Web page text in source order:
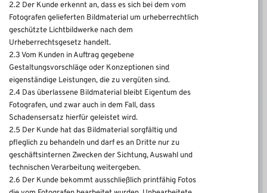
2.2 Der Kunde erkennt an, dass es sich bei dem vom
Fotografen gelieferten Bildmaterial um urheberrechtlich
geschützte Lichtbildwerke nach dem
Urheberrechtsgesetz handelt.
2.3 Vom Kunden in Auftrag gegebene
Gestaltungsvorschläge oder Konzeptionen sind
eigenständige Leistungen, die zu vergüten sind.
2.4 Das überlassene Bildmaterial bleibt Eigentum des
Fotografen, und zwar auch in dem Fall, dass
Schadensersatz hierfür geleistet wird.
2.5 Der Kunde hat das Bildmaterial sorgfältig und
pfleglich zu behandeln und darf es an Dritte nur zu
geschäftsinternen Zwecken der Sichtung, Auswahl und
technischen Verarbeitung weitergeben.
2.6 Der Kunde bekommt ausschließlich printfähig Fotos